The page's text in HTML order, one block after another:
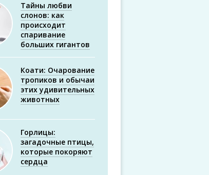
Тайны любви
слонов: как
происходит
спаривание
больших гигантов
Коати: Очарование
тропиков и обычаи
этих удивительных
животных
Горлицы:
загадочные птицы,
которые покоряют
сердца